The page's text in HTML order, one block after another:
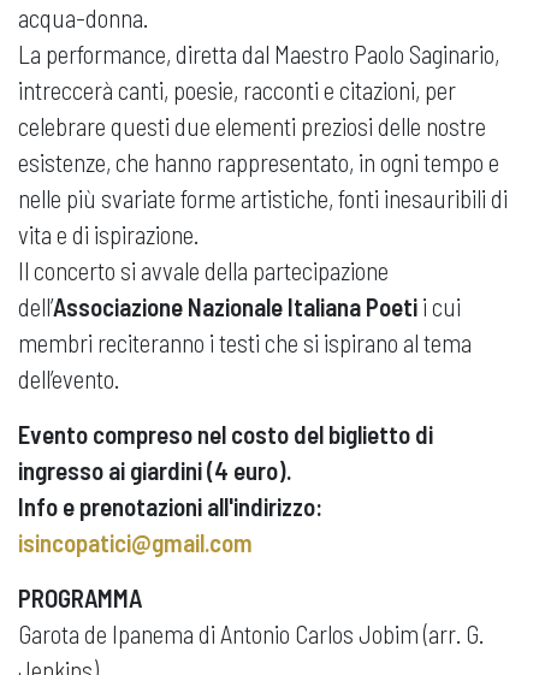
acqua-donna.
La performance, diretta dal Maestro Paolo Saginario,
intreccerà canti, poesie, racconti e citazioni, per
celebrare questi due elementi preziosi delle nostre
esistenze, che hanno rappresentato, in ogni tempo e
nelle più svariate forme artistiche, fonti inesauribili di
vita e di ispirazione.
Il concerto si avvale della partecipazione
dell’Associazione Nazionale Italiana Poeti i cui
membri reciteranno i testi che si ispirano al tema
dell’evento.
Evento compreso nel costo del biglietto di
ingresso ai giardini (4 euro).
Info e prenotazioni all'indirizzo:
isincopatici@gmail.com
PROGRAMMA
Garota de Ipanema di Antonio Carlos Jobim (arr. G.